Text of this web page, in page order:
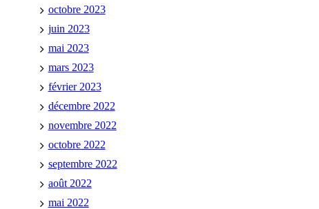
octobre 2023
juin 2023
mai 2023
mars 2023
février 2023
décembre 2022
novembre 2022
octobre 2022
septembre 2022
août 2022
mai 2022